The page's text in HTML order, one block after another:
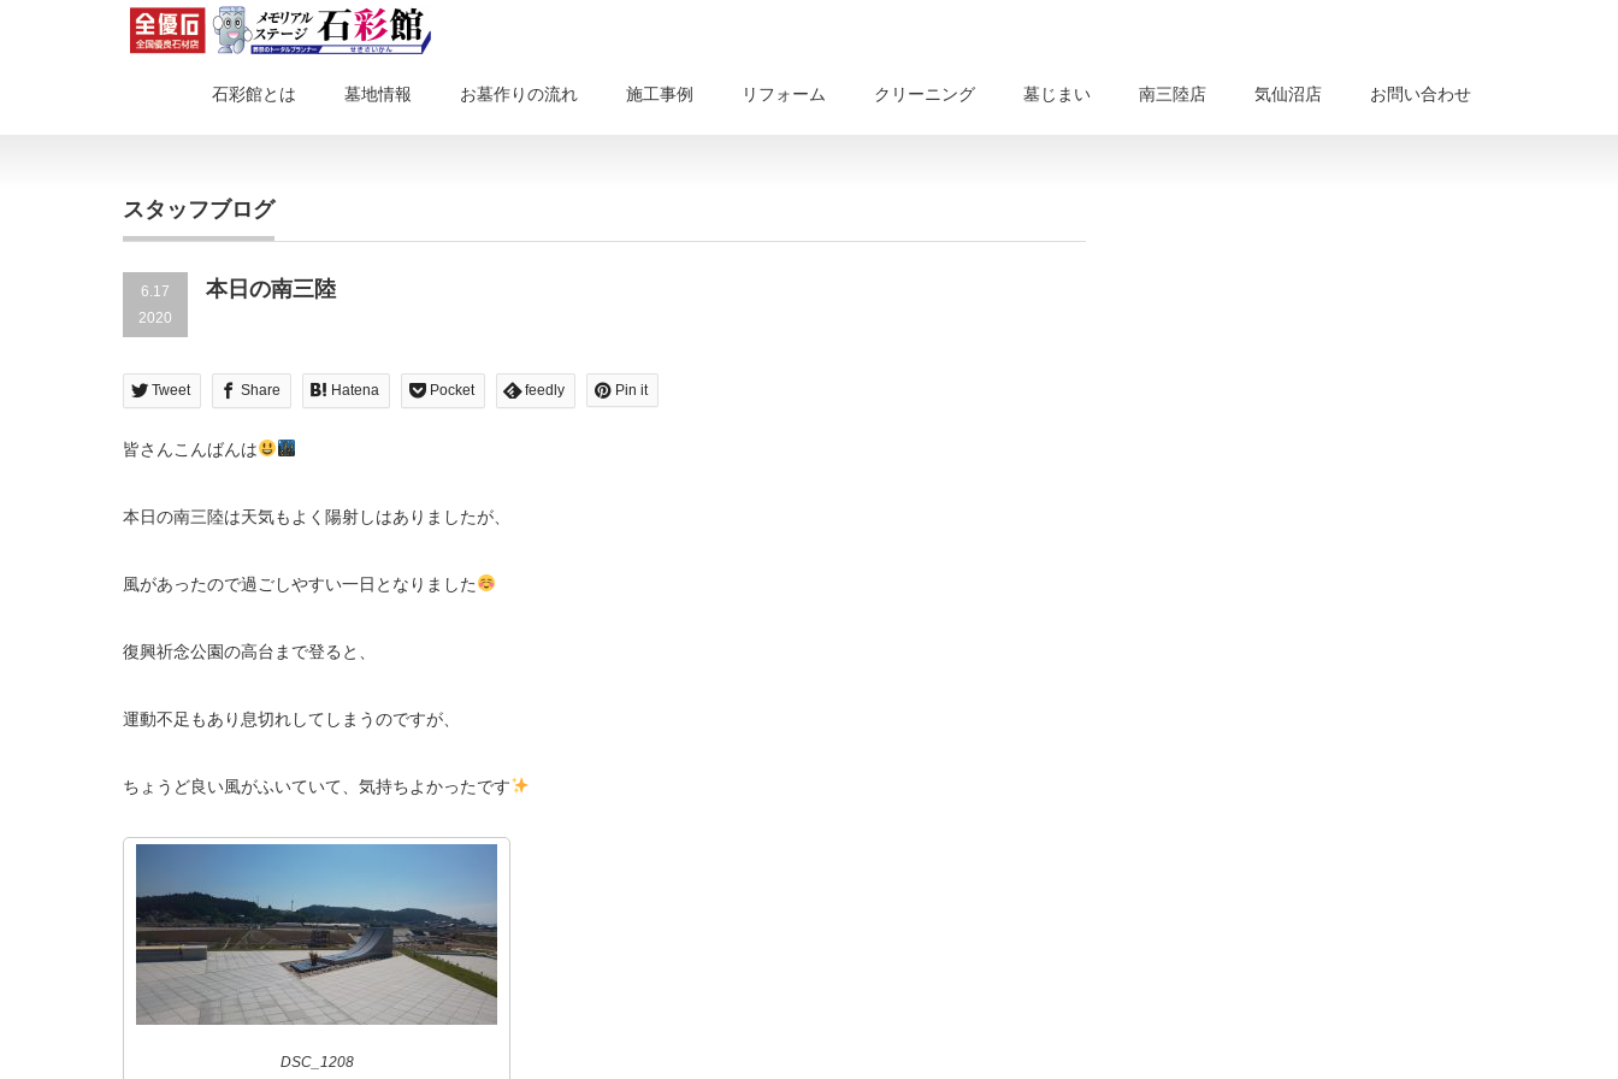
石彩館とは 墓地情報 お墓作りの流れ 施工事例 リフォーム クリーニング 墓じまい 南三陸店 気仙沼店 お問い合わせ
スタッフブログ
6.17
2020
本日の南三陸
Tweet Share Hatena Pocket feedly Pin it
皆さんこんばんは
本日の南三陸は天気もよく陽射しはありましたが、
風があったので過ごしやすい一日となりました
復興祈念公園の高台まで登ると、
運動不足もあり息切れしてしまうのですが、
ちょうど良い風がふいていて、気持ちよかったです
DSC_1208